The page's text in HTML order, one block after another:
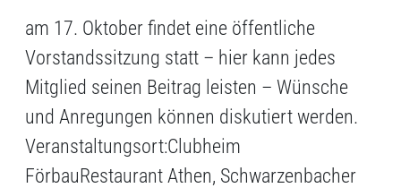
am 17. Oktober findet eine öffentliche
Vorstandssitzung statt – hier kann jedes
Mitglied seinen Beitrag leisten – Wünsche
und Anregungen können diskutiert werden.
Veranstaltungsort:Clubheim
FörbauRestaurant Athen, Schwarzenbacher